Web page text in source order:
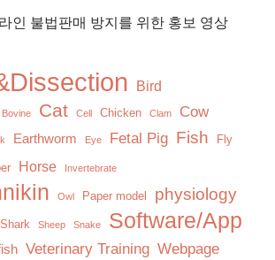
인 불법판매 방지를 위한 홍보 영상
Bird
Bovine Cat Cell Chicken Clam Cow
Earthworm Eye Fetal Pig Fish Fly
Horse Invertebrate
Owl Paper model physiology
Shark Sheep Snake Software/App
Veterinary Training Webpage